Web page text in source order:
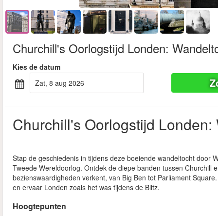
Churchill's Oorlogstijd Londen:
Kies de datum
zat, 8 aug 2026
Churchill's Oorlogstijd Londen:
Stap de geschiedenis in tijdens deze boeiende wandeltocht door
Tweede Wereldoorlog. Ontdek de diepe banden tussen Churchill
bezienswaardigheden verkent, van Big Ben tot Parliament
en ervaar Londen zoals het was tijdens de Blitz.
Hoogtepunten